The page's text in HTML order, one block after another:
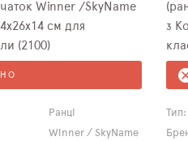
см для
(2100)
Ранці
Winner / SkyName
з
Тип: